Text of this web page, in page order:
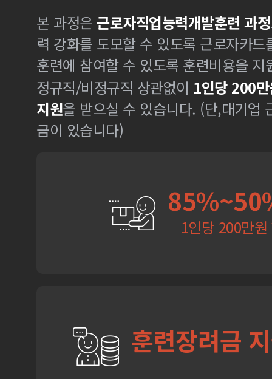
본 과정은 근로자직업능력개발훈련 과정
력 강화를 도모할 수 있도록 근로자카
훈련에 참여할 수 있도록 훈련비용을 지
정규직/비정규직 상관없이 1인당 200
지원을 받으실 수 있습니다. (단,대기업
금이 있습니다)
1인당 200만원
훈련장려금